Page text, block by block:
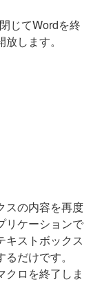
じてWordを終
します。
スの内容を再度
リケーションで
キストボックス
だけです。
クロを終了しま